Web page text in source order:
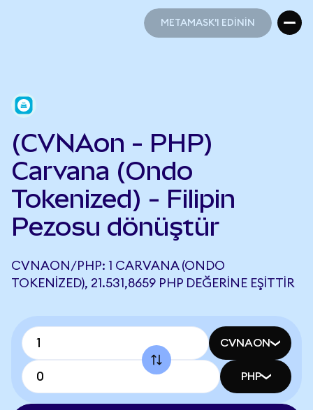
METAMASK'I EDİNİN
(CVNAon - PHP)
Carvana (Ondo
Tokenized) - Filipin
Pezosu dönüştür
CVNAON/PHP: 1 CARVANA (ONDO
TOKENIZED), 21.531,8659 PHP DEĞERINE EŞITTIR
CVNAON
PHP